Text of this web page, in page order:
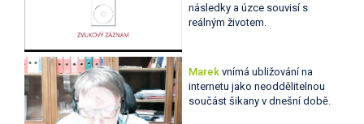
následky a úzce souvisí s
reálným životem.
Marek vnímá ubližování na
internetu jako neoddělitelnou
součást šikany v dnešní době.